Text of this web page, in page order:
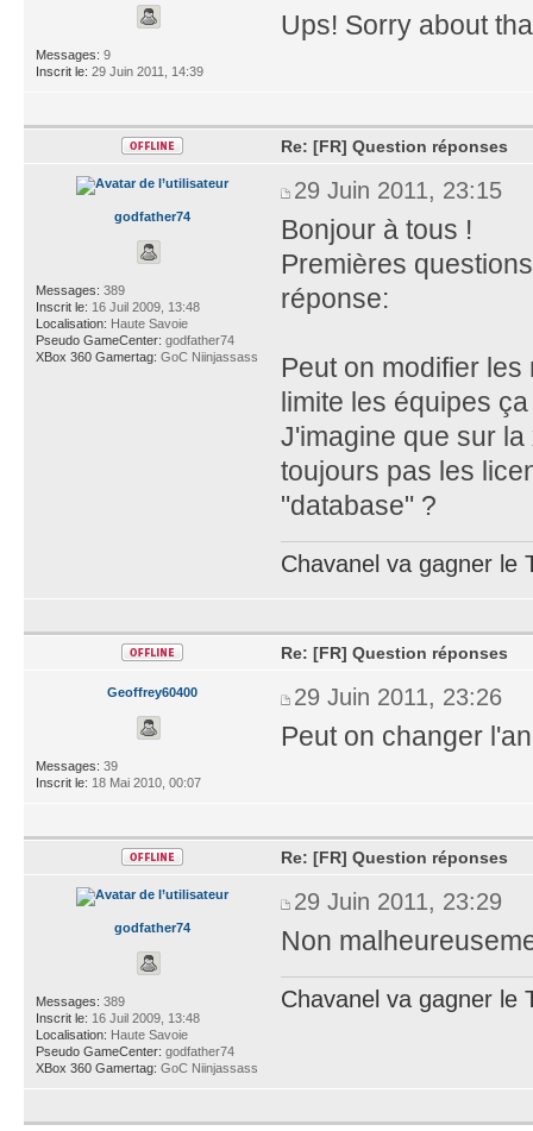
Messages: 9
Inscrit le: 29 Juin 2011, 14:39
Ups! Sorry about
godfather74
Messages: 389
Inscrit le: 16 Juil 2009, 13:48
Localisation: Haute Savoie
Pseudo GameCenter: godfather74
XBox 360 Gamertag: GoC Niinjassass
Re: [FR] Question réponses
29 Juin 2011, 23:15
Bonjour à tous !
Premières
réponse:
Peut on modifier
limite les équipes
J'imagine que sur
toujours pas les
"database" ?
Chavanel va gagner le
Geoffrey60400
Messages: 39
Inscrit le: 18 Mai 2010, 00:07
Re: [FR] Question réponses
29 Juin 2011, 23:26
Peut on changer
godfather74
Messages: 389
Inscrit le: 16 Juil 2009, 13:48
Localisation: Haute Savoie
Pseudo GameCenter: godfather74
XBox 360 Gamertag: GoC Niinjassass
Re: [FR] Question réponses
29 Juin 2011, 23:29
Non
Chavanel va gagner le